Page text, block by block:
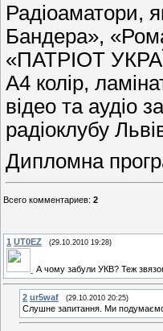
Радіоаматори,
Бандера»,
«ПАТРІОТ
А4 колір,
відео та аудіо
радіоклубу
Дипломна
Всего комментариев: 2
1 UT0EZ (29.10.2010 19:28)
А чому забули УКВ? Теж
2 ur5waf (29.10.2010 20:25)
Слушне запитання. Ми